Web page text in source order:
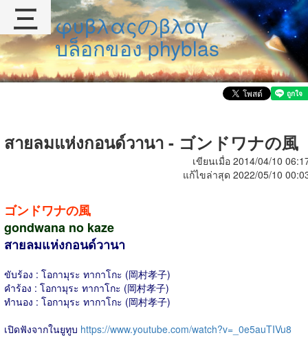
φυβλαςのβλογ
บล็อกของ phyblas
สายลมแห่งกอนด์วานา - ゴンドワナの風
เขียนเมื่อ 2014/04/10
แก้ไขล่าสุด 2022/05/10
ゴンドワナの風
gondwana no kaze
สายลมแห่งกอนด์วานา
ขับร้อง : โอกามุระ ทากาโกะ (岡村孝子)
คำร้อง : โอกามุระ ทากาโกะ (岡村孝子)
ทำนอง : โอกามุระ ทากาโกะ (岡村孝子)
เปิดฟังจากในยูทูบ https://www.youtube.com/watch?v=_0e5auTIVu8
三